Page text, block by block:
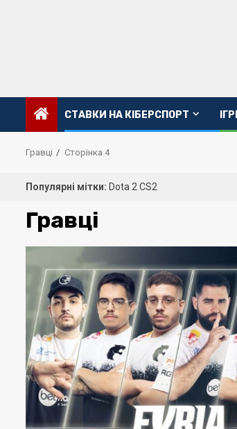
CТАВКИ НА КІБЕРСПОРТ
Гравці Сторінка 4
Популярні мітки: Dota 2 CS2
Гравці